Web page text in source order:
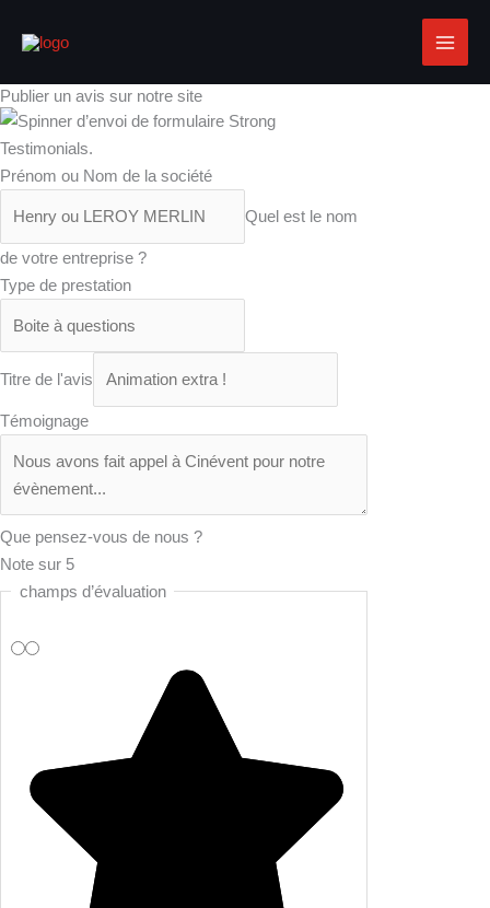
Publier un avis sur notre site
Prénom ou Nom de la société
Quel est le nom
de votre entreprise ?
Type de prestation
Titre de l'avis
Témoignage
Que pensez-vous de nous ?
Note sur 5
champs d’évaluation